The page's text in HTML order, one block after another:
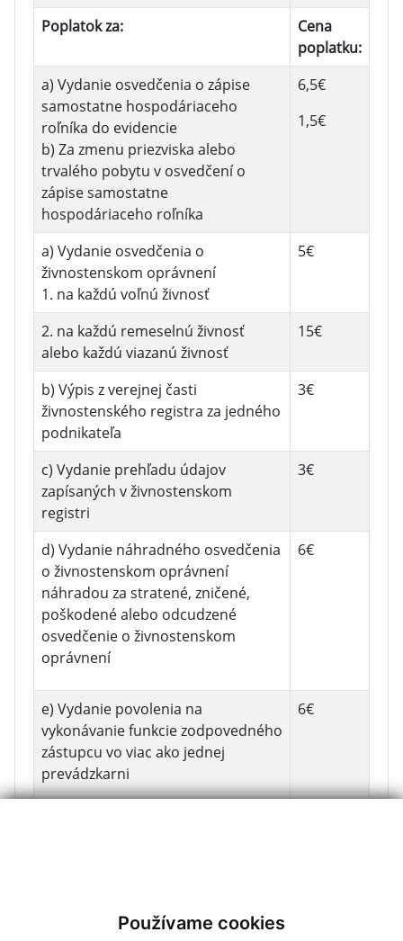
Používame cookies
Poplatok za:
Cena
poplatku:
a) Vydanie osvedčenia o zápise
samostatne hospodáriaceho
roľníka do evidencie
b) Za zmenu priezviska alebo
trvalého pobytu v osvedčení o
zápise samostatne
hospodáriaceho roľníka
6,5€
1,5€
a) Vydanie osvedčenia o
živnostenskom oprávnení
1. na každú voľnú živnosť
5€
2. na každú remeselnú živnosť
alebo každú viazanú živnosť
15€
b) Výpis z verejnej časti
živnostenského registra za jedného
podnikateľa
3€
c) Vydanie prehľadu údajov
zapísaných v živnostenskom
registri
3€
d) Vydanie náhradného osvedčenia
o živnostenskom oprávnení
náhradou za stratené, zničené,
poškodené alebo odcudzené
osvedčenie o živnostenskom
oprávnení
6€
e) Vydanie povolenia na
vykonávanie funkcie zodpovedného
zástupcu vo viac ako jednej
prevádzkarni
6€
zmene doby pozastavenia
prevádzkovania živnosti